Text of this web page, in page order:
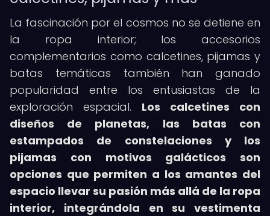
La fascinación por el cosmos no se detiene en
la ropa interior; los accesorios
complementarios como calcetines, pijamas y
batas temáticas también han ganado
popularidad entre los entusiastas de la
exploración espacial. Los calcetines con
diseños de planetas, las batas con
estampados de constelaciones y los
pijamas con motivos galácticos son
opciones que permiten a los amantes del
espacio llevar su pasión más allá de la ropa
interior, integrándola en su vestimenta